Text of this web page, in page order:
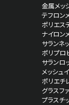
金属メッ
テフロン
ポリエス
ナイロン
サランネ
ポリプロ
サランロ
メッシュ
ポリエチ
グラスフ
プラスチ